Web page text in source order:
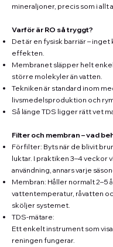
mineraljoner, precis som i allt
Varför är RO så tryggt?
Det är en fysisk barriär –
effekten.
Membranet släpper helt
större molekyler än vatten.
Tekniken är standard inom
livsmedelsproduktion och
Så länge TDS ligger rätt vet
Filter och membran – vad
Förfilter: Byts när de blivit
luktar. I praktiken 3–4 veckor
användning, annars varje
Membran: Håller normalt 2–5
vattentemperatur, råvatten
sköljer systemet.
TDS-mätare:
Ett enkelt instrument som
reningen fungerar.